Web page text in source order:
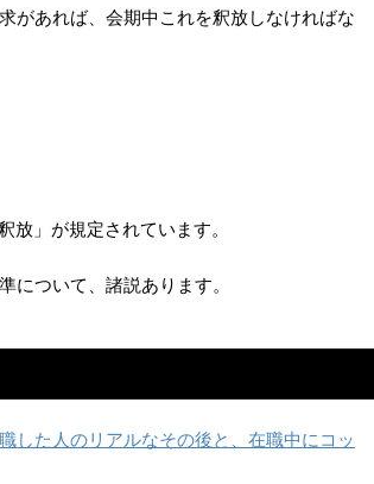
があれば、会期中これを釈放しなければな
」が規定されています。
について、諸説あります。
した人のリアルなその後と、在職中にコッ